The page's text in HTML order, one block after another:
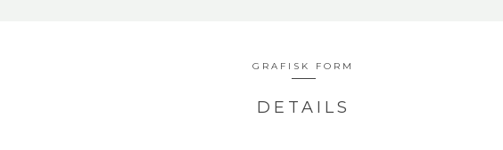
GRAFISK FORM
DETAILS